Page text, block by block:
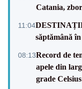
Catania,
11:04
săptămână
08:13Record de
apele din
grade Celsius